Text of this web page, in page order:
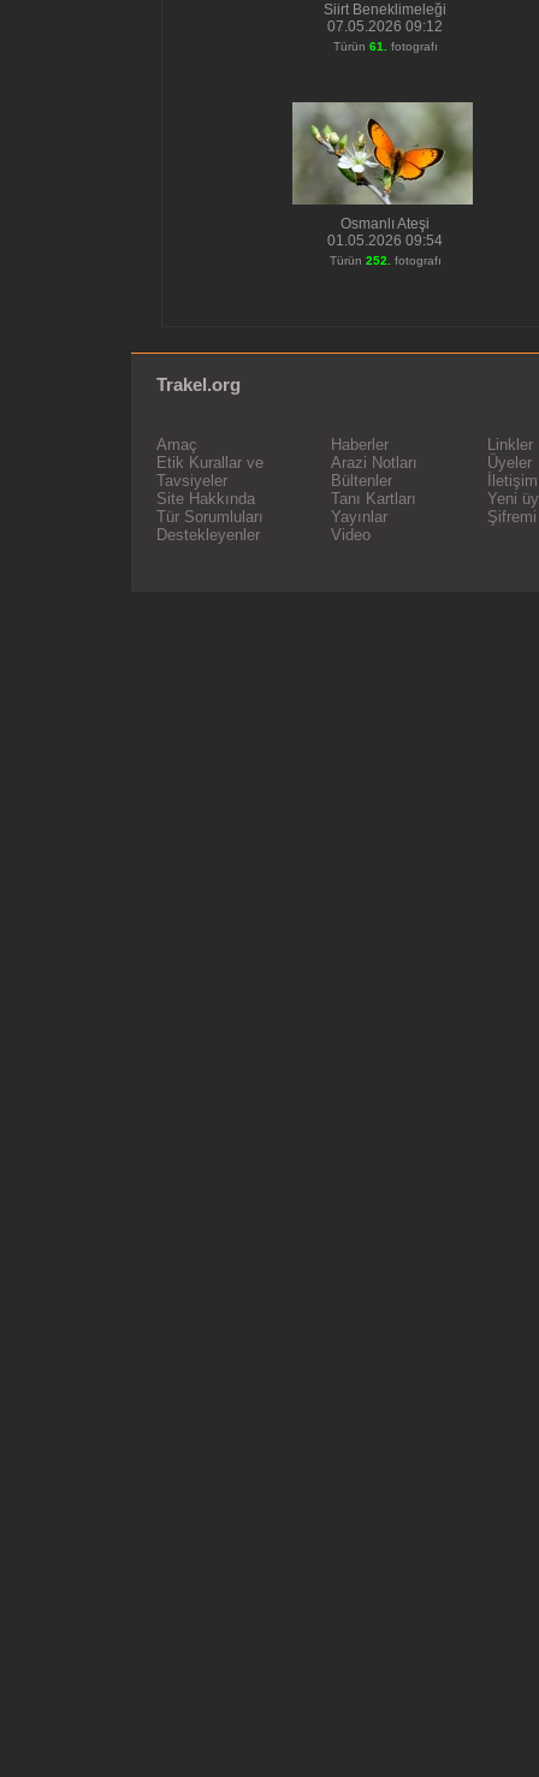
Siirt Beneklimeleği
07.05.2026 09:12
Türün 61. fotografı
Osmanlı Ateşi
01.05.2026 09:54
Türün 252. fotografı
Trakel.org
Amaç
Etik Kurallar ve
Tavsiyeler
Site Hakkında
Tür Sorumluları
Destekleyenler
Haberler
Arazi Notları
Bültenler
Tanı Kartları
Yayınlar
Video
Linkler
Üyeler
İletişim
Yeni